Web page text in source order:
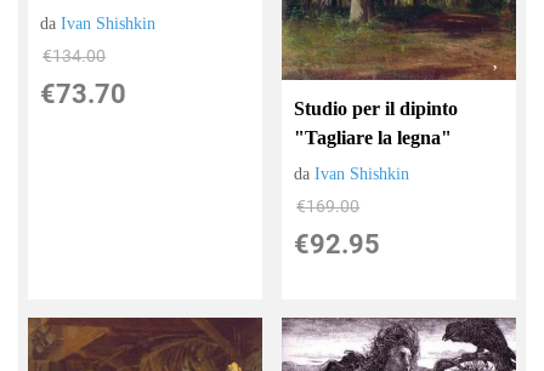
daIvan Shishkin
€134.00
€73.70
Studio per il dipinto
"Tagliare la legna"
daIvan Shishkin
€169.00
€92.95